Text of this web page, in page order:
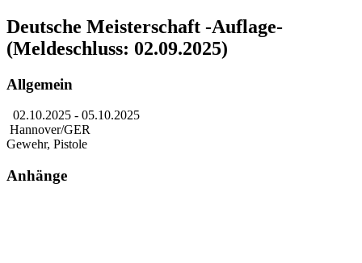
Deutsche Meisterschaft -Auflage-
(Meldeschluss: 02.09.2025)
Allgemein
02.10.2025 - 05.10.2025
Hannover/GER
Gewehr, Pistole
Anhänge